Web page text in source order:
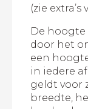
(zie
De
door het
een
in iedere
geldt voor
breedte,